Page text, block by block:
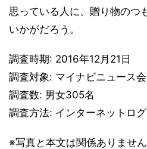
思っている人に、贈り物のつ
いかがだろう。
調査時期: 2016年12月21日
調査対象: マイナビニュース
調査数: 男女305名
調査方法: インターネットロ
※写真と本文は関係ありません